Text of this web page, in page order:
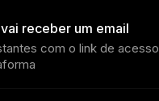
receber um email
com o link de acesso